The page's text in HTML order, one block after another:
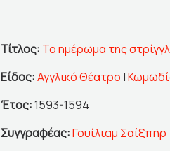
Τίτλος: Το ημέρωμα της
Είδος:Αγγλικό Θέατρο |
Έτος:1593-1594
Συγγραφέας:Γουίλιαμ Σαίξπηρ